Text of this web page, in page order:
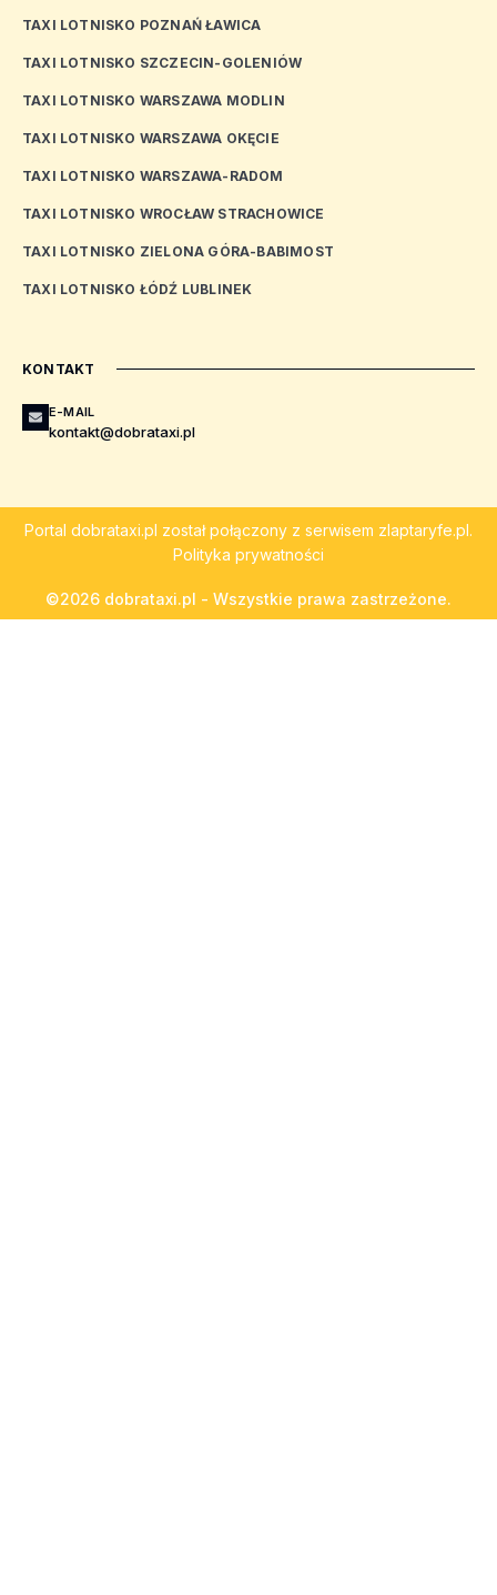
TAXI LOTNISKO POZNAŃ ŁAWICA
TAXI LOTNISKO SZCZECIN-GOLENIÓW
TAXI LOTNISKO WARSZAWA MODLIN
TAXI LOTNISKO WARSZAWA OKĘCIE
TAXI LOTNISKO WARSZAWA-RADOM
TAXI LOTNISKO WROCŁAW STRACHOWICE
TAXI LOTNISKO ZIELONA GÓRA-BABIMOST
TAXI LOTNISKO ŁÓDŹ LUBLINEK
KONTAKT
E-MAIL
kontakt@dobrataxi.pl
Portal dobrataxi.pl został połączony z serwisem zlaptaryfe.pl.
Polityka prywatności
©2026 dobrataxi.pl - Wszystkie prawa zastrzeżone.